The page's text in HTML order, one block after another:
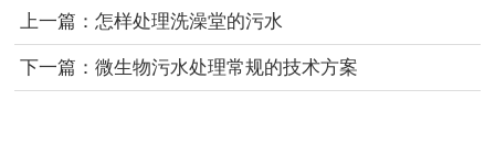
上一篇：怎样处理洗澡堂的污水
下一篇：微生物污水处理常规的技术方案